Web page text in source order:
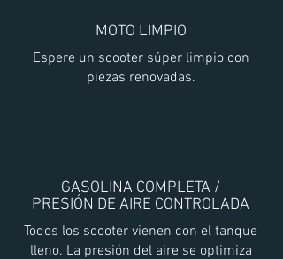
MOTO LIMPIO
Espere un scooter súper limpio con
piezas renovadas.
GASOLINA COMPLETA /
PRESIÓN DE AIRE CONTROLADA
Todos los scooter vienen con el tanque
lleno. La presión del aire se optimiza